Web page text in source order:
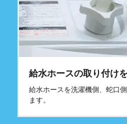
給水ホースの取り付けを
給水ホースを洗濯機側、蛇口
ます。